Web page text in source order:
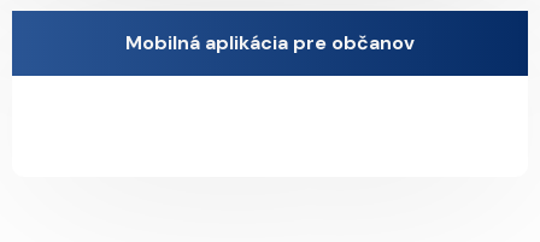
Mobilná aplikácia pre občanov